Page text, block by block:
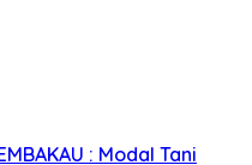
​: Modal Tani